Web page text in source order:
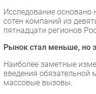
Исследование основано
сотен компаний из
пятнадцати регионов
Рынок стал меньше, но
Наиболее заметные
введения обязательной
массовые вызовы.